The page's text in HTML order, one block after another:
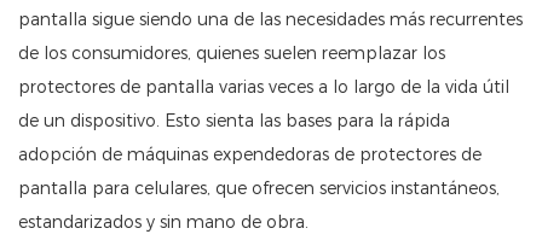
pantalla sigue siendo una de las necesidades más recurrentes
de los consumidores, quienes suelen reemplazar los
protectores de pantalla varias veces a lo largo de la vida útil
de un dispositivo. Esto sienta las bases para la rápida
adopción de máquinas expendedoras de protectores de
pantalla para celulares, que ofrecen servicios instantáneos,
estandarizados y sin mano de obra.